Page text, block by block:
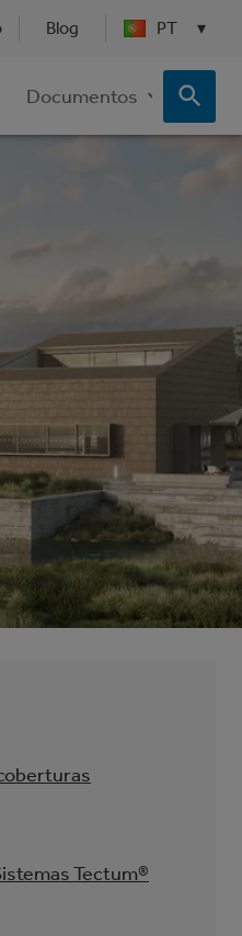
Blog PT ▾
Documentos
Tectum®